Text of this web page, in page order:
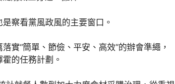
察看黨風政風的主要窗口。
實“簡單、節儉、平安、高效”的辦會準繩，
的任務計劃。